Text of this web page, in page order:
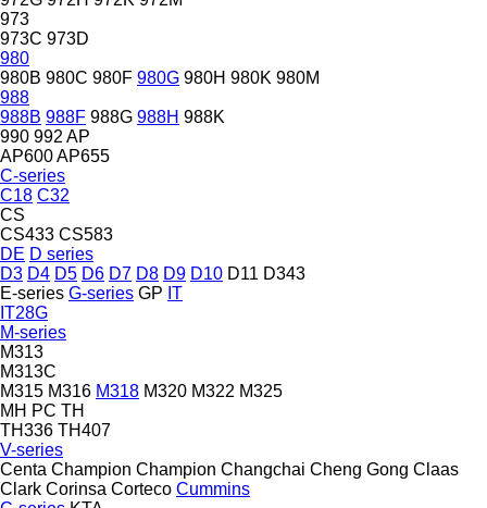
973
973C 973D
980
980B 980C 980F 980G 980H 980K 980M
988
988B 988F 988G 988H 988K
990 992 AP
AP600AP655
C-series
C18 C32
CS
CS433 CS583
DE D series
D3 D4 D5 D6 D7 D8 D9 D10 D11 D343
E-series G-series GP IT
IT28G
M-series
M313
M313C
M315 M316 M318 M320 M322 M325
MH PC TH
TH336 TH407
V-series
Centa Champion Champion Changchai Cheng Gong Claas
Clark Corinsa Corteco Cummins